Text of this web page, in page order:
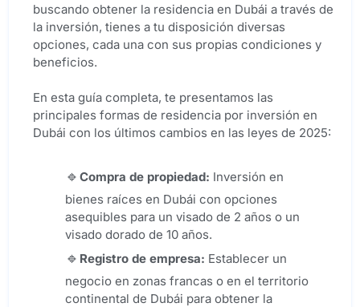
buscando obtener la residencia en Dubái a través de
la inversión, tienes a tu disposición diversas
opciones, cada una con sus propias condiciones y
beneficios.
En esta guía completa, te presentamos las
principales formas de residencia por inversión en
Dubái con los últimos cambios en las leyes de 2025:
Compra de propiedad: Inversión en
bienes raíces en Dubái con opciones
asequibles para un visado de 2 años o un
visado dorado de 10 años.
Registro de empresa: Establecer un
negocio en zonas francas o en el territorio
continental de Dubái para obtener la